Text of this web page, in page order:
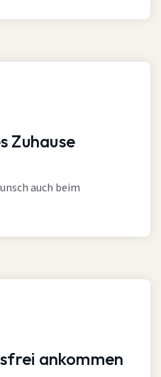
Zuhause
auch beim
ankommen